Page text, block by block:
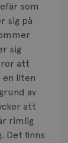
som
sig på
sig
att
liten
av
att
rimlig
Det finns